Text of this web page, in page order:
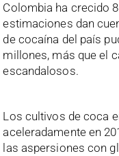
Colombia ha crecido
estimaciones dan
de cocaína del país
millones, más que el
escandalosos.
Los cultivos de coca
aceleradamente en
las aspersiones con